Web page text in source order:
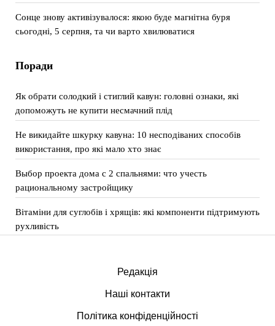
Сонце знову активізувалося: якою буде магнітна буря
сьогодні, 5 серпня, та чи варто хвилюватися
Поради
Як обрати солодкий і стиглий кавун: головні ознаки, які
допоможуть не купити несмачний плід
Не викидайте шкурку кавуна: 10 несподіваних способів
використання, про які мало хто знає
Выбор проекта дома с 2 спальнями: что учесть
рациональному застройщику
Вітаміни для суглобів і хрящів: які компоненти підтримують
рухливість
Редакція
Наші контакти
Політика конфіденційності